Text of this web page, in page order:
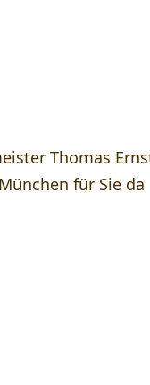
Thomas
für Sie da